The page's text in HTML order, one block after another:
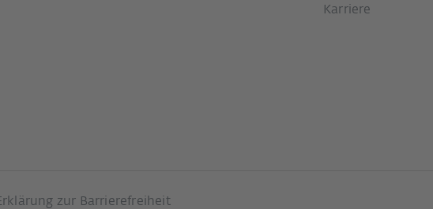
Karriere
zur Barrierefreiheit